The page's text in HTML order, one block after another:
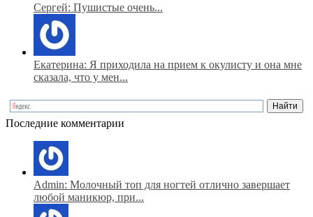
Сергей: Пушистые очень...
Екатерина: Я приходила на прием к окулисту и она мне
сказала, что у мен...
Последние комментарии
Admin: Молочный топ для ногтей отлично завершает
любой маникюр, при...